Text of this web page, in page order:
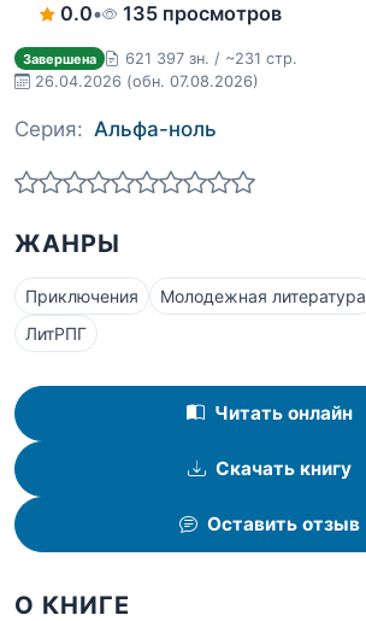
0.0• 135 просмотров
Завершена
621 397 зн. / ~231 стр.
26.04.2026 (обн. 07.08.2026)
Серия: Альфа-ноль
ЖАНРЫ
Приключения Молодежная литература
ЛитРПГ
Читать онлайн
Скачать книгу
Оставить отзыв
О КНИГЕ